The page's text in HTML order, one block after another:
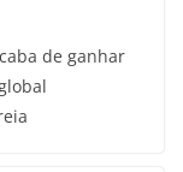
de ganhar